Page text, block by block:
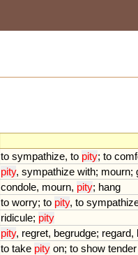
to sympathize, to pity; to
pity, sympathize with; mourn;
condole, mourn, pity; hang
to worry; to pity, to
ridicule; pity
pity, regret, begrudge; regard,
to take pity on; to show tender